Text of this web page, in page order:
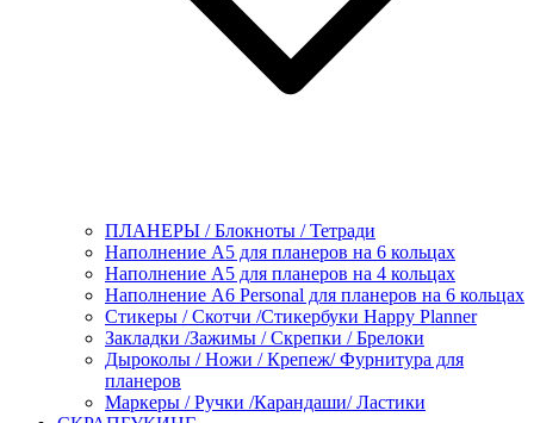
ПЛАНЕРЫ / Блокноты / Тетради
Наполнение А5 для планеров на 6 кольцах
Наполнение А5 для планеров на 4 кольцах
Наполнение А6 Personal для планеров на 6 кольцах
Стикеры / Скотчи /Стикербуки Happy Planner
Закладки /Зажимы / Скрепки / Брелоки
Дыроколы / Ножи / Крепеж/ Фурнитура для
планеров
Маркеры / Ручки /Карандаши/ Ластики